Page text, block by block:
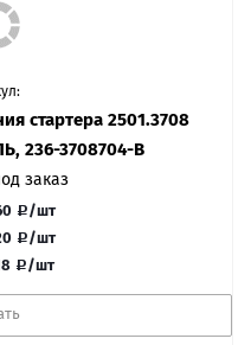
стартера 2501.3708
236-3708704-В
заказ
/шт
/шт
/шт